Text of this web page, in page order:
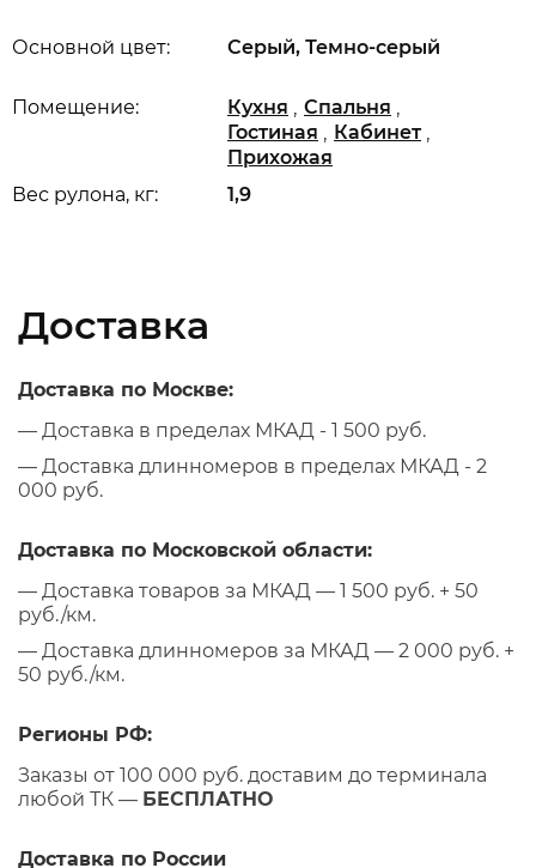
Вес рулона, кг: 1,9
Основной цвет: Серый, Темно-серый
Помещение: Кухня , Спальня ,
Гостиная , Кабинет ,
Прихожая
Доставка
Доставка по Москве:
— Доставка в пределах МКАД - 1 500 руб.
— Доставка длинномеров в пределах МКАД - 2
000 руб.
Доставка по Московской области:
— Доставка товаров за МКАД — 1 500 руб. + 50
руб./км.
— Доставка длинномеров за МКАД — 2 000 руб. +
50 руб./км.
Регионы РФ:
Заказы от 100 000 руб. доставим до терминала
любой ТК — БЕСПЛАТНО
Доставка по России